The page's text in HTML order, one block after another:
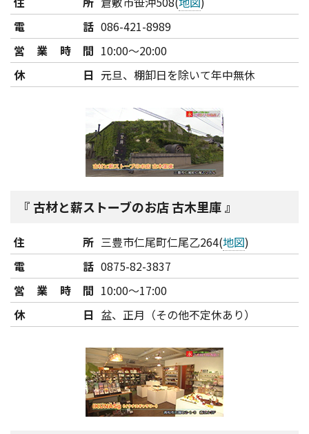
電話 086-421-8989
営業時間 10:00～20:00
休日 元旦、棚卸日を除いて年中無休
古材と薪ストーブのお店 古木里庫
住所 三豊市仁尾町仁尾乙264(地図)
電話 0875-82-3837
営業時間 10:00～17:00
休日 盆、正月（その他不定休あり）